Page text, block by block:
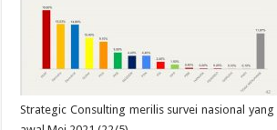
Strategic Consulting merilis survei nasional